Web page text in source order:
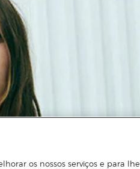
os nossos serviços e para lhe